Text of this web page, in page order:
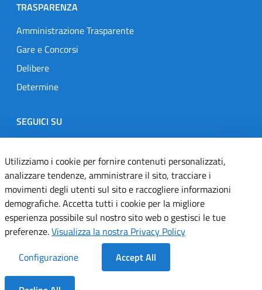
TRASPARENZA
Amministrazione Trasparente
Gare e Concorsi
Delibere
Determine
SEGUICI SU
Designers Italia
TwitterInstagramYoutubeLinkedin
Dichiarazione di accessibilità
Informativa cookie
Note legali
Utilizziamo i cookie per fornire contenuti personalizzati,
analizzare tendenze, amministrare il sito, tracciare i
movimenti degli utenti sul sito e raccogliere informazioni
demografiche. Accetta tutti i cookie per la migliore
esperienza possibile sul nostro sito web o gestisci le tue
preferenze.Visualizza la nostra Privacy Policy
Configurazione
Accept All